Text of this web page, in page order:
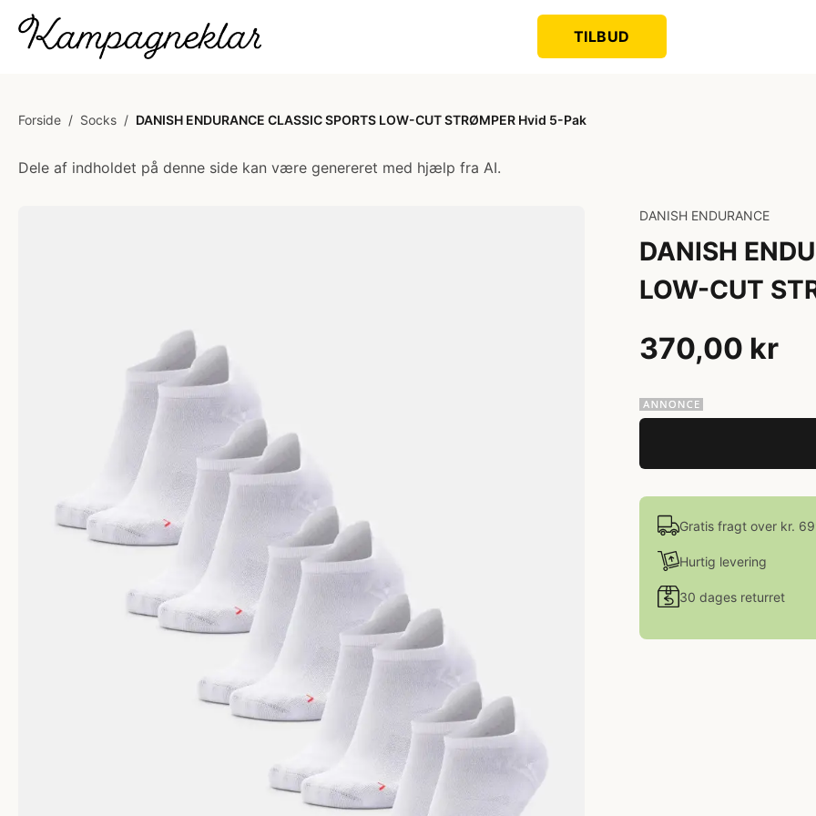
TILBUD
Forside / Socks / DANISH ENDURANCE CLASSIC SPORTS LOW-CUT STRØMPER Hvid 5-Pak
Dele af indholdet på denne side kan være genereret med hjælp fra AI.
DANISH ENDURANCE
DANISH
LOW-CUT
370,00 kr
Gratis fragt over kr.
Hurtig levering
30 dages returret